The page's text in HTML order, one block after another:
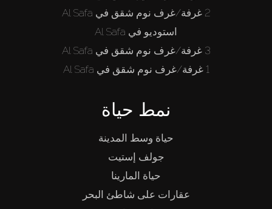
2 غرفة/غرف نوم شقق في Al Safa
استوديو في Al Safa
3 غرفة/غرف نوم شقق في Al Safa
1 غرفة/غرف نوم شقق في Al Safa
نمط حياة
حياة وسط المدينة
جولف إستيت
حياة المارينا
عقارات على شاطئ البحر